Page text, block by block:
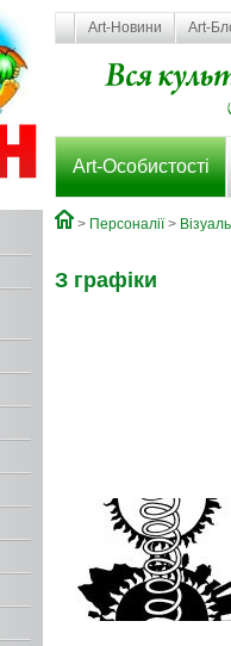
Art-Новини Art-
Art-Особистості
> Персоналії>
З графіки